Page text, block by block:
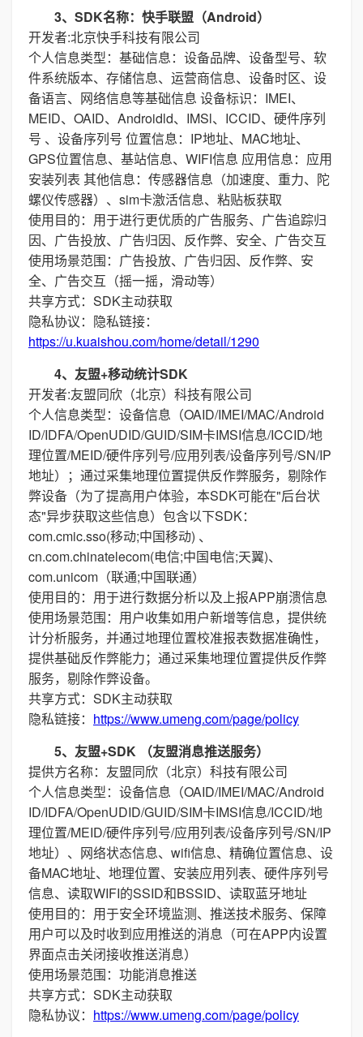
3、SDK名称：快手联盟（Android）
开发者:北京快手科技有限公司
个人信息类型：基础信息：设备品牌、设备型号、软
件系统版本、存储信息、运营商信息、设备时区、设
备语言、网络信息等基础信息 设备标识：IMEI、
MEID、OAID、Androidld、IMSl、ICCID、硬件序列
号 、设备序列号 位置信息：IP地址、MAC地址、
GPS位置信息、基站信息、WIFI信息 应用信息：应用
安装列表 其他信息：传感器信息（加速度、重力、陀
螺仪传感器）、sim卡激活信息、粘贴板获取
使用目的：用于进行更优质的广告服务、广告追踪归
因、广告投放、广告归因、反作弊、安全、广告交互
使用场景范围：广告投放、广告归因、反作弊、安
全、广告交互（摇一摇，滑动等）
共享方式：SDK主动获取
隐私协议：隐私链接：
https://u.kuaishou.com/home/detail/1290
4、友盟+移动统计SDK
开发者:友盟同欣（北京）科技有限公司
个人信息类型：设备信息（OAID/IMEI/MAC/Android
ID/IDFA/OpenUDID/GUID/SIM卡IMSI信息/ICCID/地
理位置/MEID/硬件序列号/应用列表/设备序列号/SN/IP
地址）；通过采集地理位置提供反作弊服务，剔除作
弊设备（为了提高用户体验，本SDK可能在"后台状
态"异步获取这些信息）包含以下SDK：
com.cmic.sso(移动;中国移动) 、
cn.com.chinatelecom(电信;中国电信;天翼)、
com.unicom（联通;中国联通）
使用目的：用于进行数据分析以及上报APP崩溃信息
使用场景范围：用户收集如用户新增等信息，提供统
计分析服务，并通过地理位置校准报表数据准确性，
提供基础反作弊能力；通过采集地理位置提供反作弊
服务，剔除作弊设备。
共享方式：SDK主动获取
隐私链接： https://www.umeng.com/page/policy
5、友盟+SDK （友盟消息推送服务）
提供方名称：友盟同欣（北京）科技有限公司
个人信息类型：设备信息（OAID/IMEI/MAC/Android
ID/IDFA/OpenUDID/GUID/SIM卡IMSI信息/ICCID/地
理位置/MEID/硬件序列号/应用列表/设备序列号/SN/IP
地址）、网络状态信息、wifi信息、精确位置信息、设
备MAC地址、地理位置、安装应用列表、硬件序列号
信息、读取WIFI的SSID和BSSID、读取蓝牙地址
使用目的：用于安全环境监测、推送技术服务、保障
用户可以及时收到应用推送的消息（可在APP内设置
界面点击关闭接收推送消息）
使用场景范围：功能消息推送
共享方式：SDK主动获取
隐私协议： https://www.umeng.com/page/policy